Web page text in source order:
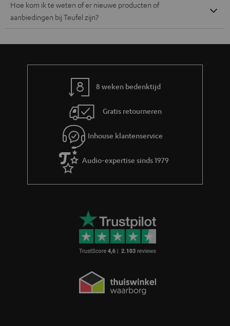
Hoe kom ik te weten of er nieuwe producten of
aanbiedingen bij Teufel zijn?
8 weken bedenktijd
Gratis retourneren
Inhouse klantenservice
Audio-expertise sinds 1979